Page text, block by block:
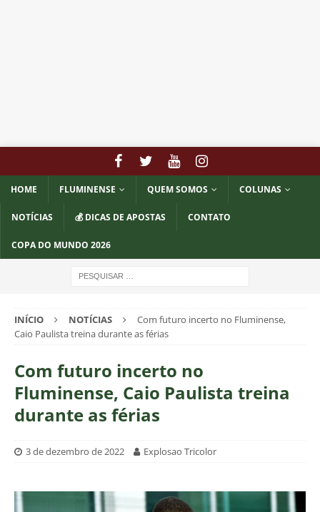
HOME FLUMINENSE QUEM SOMOS COLUNAS
NOTÍCIAS 💰 DICAS DE APOSTAS CONTATO
COPA DO MUNDO 2026
INÍCIO NOTÍCIAS
Com futuro incerto no Fluminense,
Caio Paulista treina durante as férias
Com futuro incerto no
Fluminense, Caio Paulista treina
durante as férias
3 de dezembro de 2022 Explosao Tricolor